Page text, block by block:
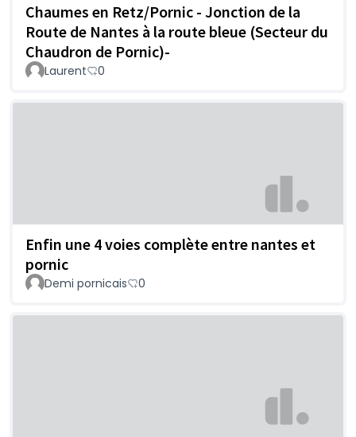
Chaumes en Retz/Pornic - Jonction de la
Route de Nantes à la route bleue (Secteur du
Chaudron de Pornic)-
Laurent 0
Enfin une 4 voies complète entre nantes et
pornic
Demi pornicais 0